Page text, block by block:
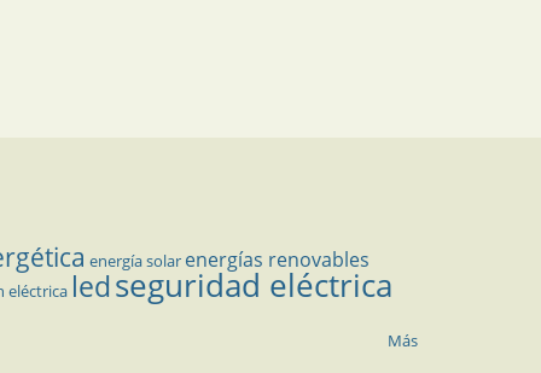
energía solar energías renovables
eléctrica ledseguridad eléctrica
Más